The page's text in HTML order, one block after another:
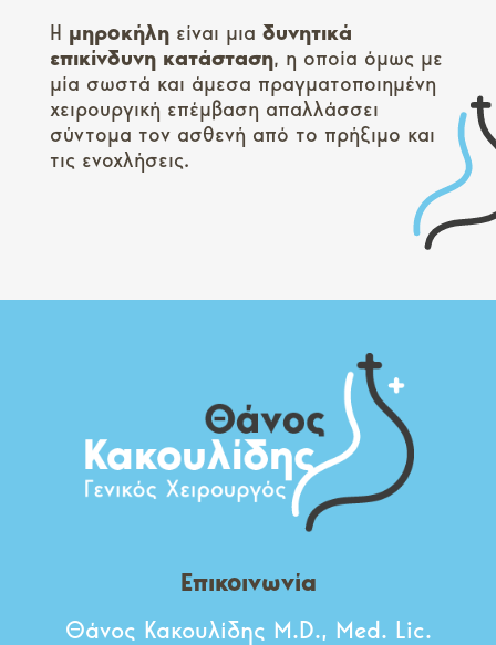
Η μηροκήληείναι μια δυνητικά
επικίνδυνη κατάσταση, η οποία όμως με
μία σωστά και άμεσα πραγματοποιημένη
χειρουργική επέμβαση απαλλάσσει
σύντομα τον ασθενή από το πρήξιμο και
τις ενοχλήσεις.
Επικοινωνία
Θάνος Κακουλίδης M.D., Med. Lic.